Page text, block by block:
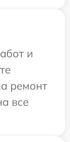
и
ремонт
все